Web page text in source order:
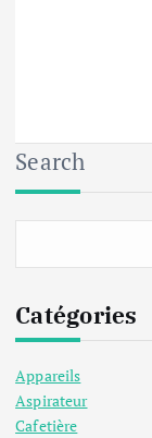
Search
Catégories
Appareils
Aspirateur
Cafetière